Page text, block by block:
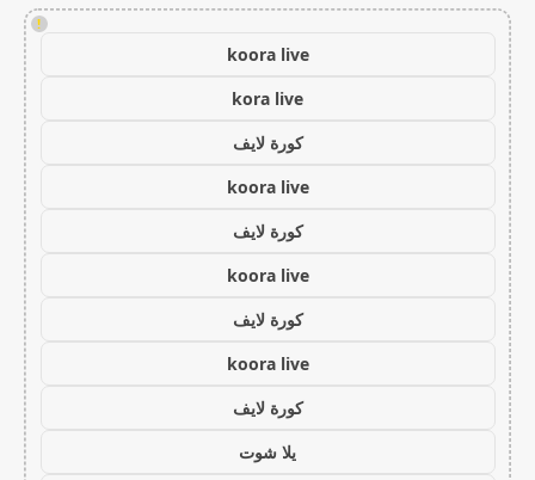
!
koora live
kora live
كورة لايف
koora live
كورة لايف
koora live
كورة لايف
koora live
كورة لايف
يلا شوت